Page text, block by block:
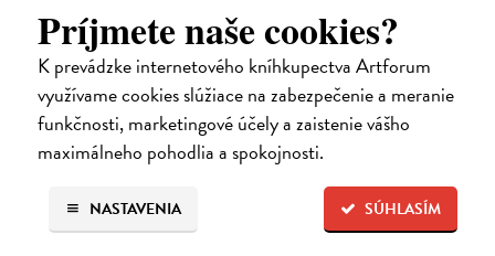
Príjmete naše cookies?
K prevádzke internetového kníhkupectva Artforum
využívame cookies slúžiace na zabezpečenie a meranie
funkčnosti, marketingové účely a zaistenie vášho
maximálneho pohodlia a spokojnosti.
SÚHLASÍM
NASTAVENIA
na sklade
novinka